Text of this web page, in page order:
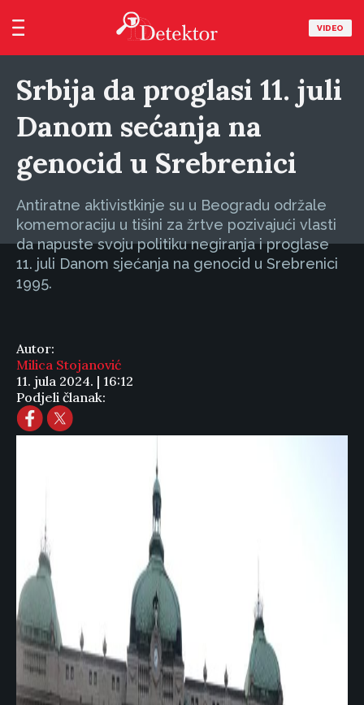
VIDEO
Srbija da proglasi 11. juli
Danom sećanja na
genocid u Srebrenici
Antiratne aktivistkinje su u Beogradu održale
komemoraciju u tišini za žrtve pozivajući vlasti
da napuste svoju politiku negiranja i proglase
11. juli Danom sjećanja na genocid u Srebrenici
1995.
Autor:
Milica Stojanović
11. jula 2024. | 16:12
Podjeli članak: